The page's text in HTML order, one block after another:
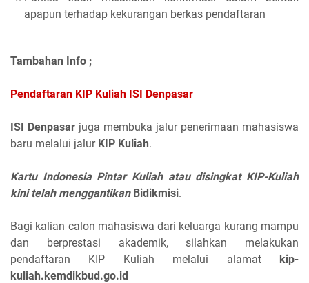
apapun terhadap kekurangan berkas pendaftaran
Tambahan Info ;
Pendaftaran KIP Kuliah ISI Denpasar
ISI Denpasar juga membuka jalur penerimaan mahasiswa
baru melalui jalur KIP Kuliah.
Kartu Indonesia Pintar Kuliah atau disingkat KIP-Kuliah
kini telah menggantikan Bidikmisi.
Bagi kalian calon mahasiswa dari keluarga kurang mampu
dan berprestasi akademik, silahkan melakukan
pendaftaran KIP Kuliah melalui alamat kip-
kuliah.kemdikbud.go.id